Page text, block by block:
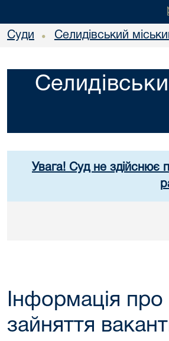
Суди • Селидівський
Увага! Суд не здійснює
Інформація
зайняття